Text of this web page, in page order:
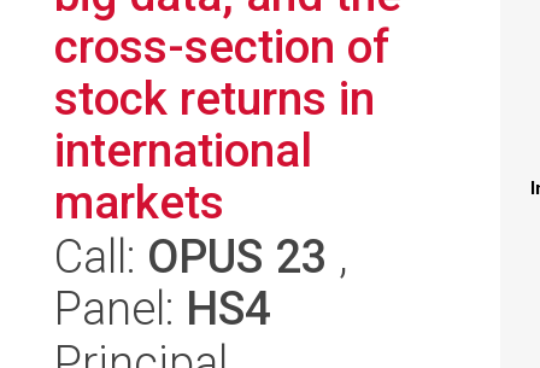
cross-section of
stock returns in
international
markets
Call: OPUS 23 ,
Panel: HS4